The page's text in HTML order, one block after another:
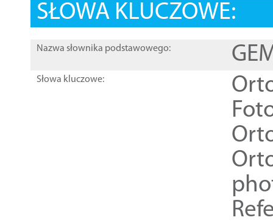
SŁOWA KLUCZOWE:
Nazwa słownika podstawowego:
Słowa kluczowe: